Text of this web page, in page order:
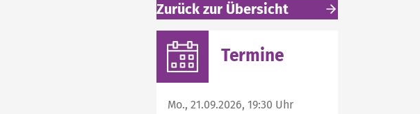
Zurück zur Übersicht
Weitere interessante Inhalte
Termine
Mo., 21.09.2026, 19:30 Uhr